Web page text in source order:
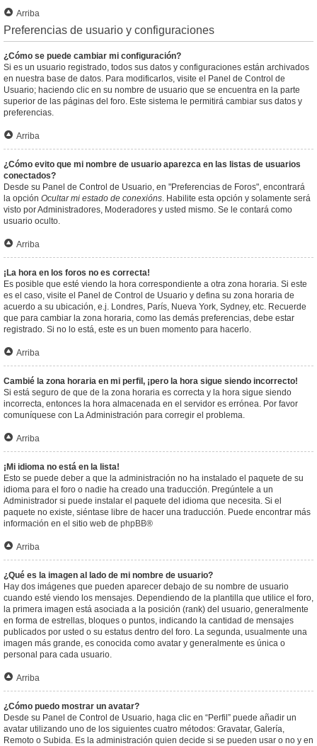
Arriba
Preferencias de usuario y configuraciones
¿Cómo se puede cambiar mi configuración?
Si es un usuario registrado, todos sus datos y configuraciones están archivados
en nuestra base de datos. Para modificarlos, visite el Panel de Control de
Usuario; haciendo clic en su nombre de usuario que se encuentra en la parte
superior de las páginas del foro. Este sistema le permitirá cambiar sus datos y
preferencias.
Arriba
¿Cómo evito que mi nombre de usuario aparezca en las listas de usuarios
conectados?
Desde su Panel de Control de Usuario, en "Preferencias de Foros", encontrará
la opción Ocultar mi estado de conexións. Habilite esta opción y solamente será
visto por Administradores, Moderadores y usted mismo. Se le contará como
usuario oculto.
Arriba
¡La hora en los foros no es correcta!
Es posible que esté viendo la hora correspondiente a otra zona horaria. Si este
es el caso, visite el Panel de Control de Usuario y defina su zona horaria de
acuerdo a su ubicación, e.j. Londres, París, Nueva York, Sydney, etc. Recuerde
que para cambiar la zona horaria, como las demás preferencias, debe estar
registrado. Si no lo está, este es un buen momento para hacerlo.
Arriba
Cambié la zona horaria en mi perfil, ¡pero la hora sigue siendo incorrecto!
Si está seguro de que de la zona horaria es correcta y la hora sigue siendo
incorrecta, entonces la hora almacenada en el servidor es errónea. Por favor
comuníquese con La Administración para corregir el problema.
Arriba
¡Mi idioma no está en la lista!
Esto se puede deber a que la administración no ha instalado el paquete de su
idioma para el foro o nadie ha creado una traducción. Pregúntele a un
Administrador si puede instalar el paquete del idioma que necesita. Si el
paquete no existe, siéntase libre de hacer una traducción. Puede encontrar más
información en el sitio web de phpBB®
Arriba
¿Qué es la imagen al lado de mi nombre de usuario?
Hay dos imágenes que pueden aparecer debajo de su nombre de usuario
cuando esté viendo los mensajes. Dependiendo de la plantilla que utilice el foro,
la primera imagen está asociada a la posición (rank) del usuario, generalmente
en forma de estrellas, bloques o puntos, indicando la cantidad de mensajes
publicados por usted o su estatus dentro del foro. La segunda, usualmente una
imagen más grande, es conocida como avatar y generalmente es única o
personal para cada usuario.
Arriba
¿Cómo puedo mostrar un avatar?
Desde su Panel de Control de Usuario, haga clic en “Perfil” puede añadir un
avatar utilizando uno de los siguientes cuatro métodos: Gravatar, Galería,
Remoto o Subida. Es la administración quien decide si se pueden usar o no y en